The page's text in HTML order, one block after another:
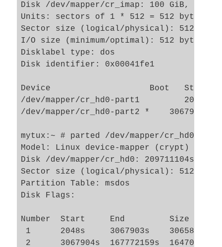
Disk /dev/mapper/cr_imap: 100 GiB,
Units: sectors of 1 * 512 = 512 bytes
Sector size (logical/physical): 512
I/O size (minimum/optimal): 512 bytes /
Disklabel type: dos
Disk identifier: 0x00041fe1
Device                    Boot   Start
/dev/mapper/cr_hd0-part1         2048
/dev/mapper/cr_hd0-part2 *    3067904
mytux:~ # parted /dev/mapper/cr_hd0
Model: Linux device-mapper (crypt) (dm)
Disk /dev/mapper/cr_hd0: 209711104s
Sector size (logical/physical): 512B/
Partition Table: msdos
Disk Flags:
Number  Start     End         Size
1      2048s     3067903s    3065856s